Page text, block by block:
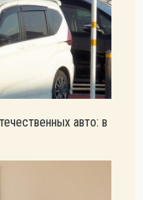
авто: в